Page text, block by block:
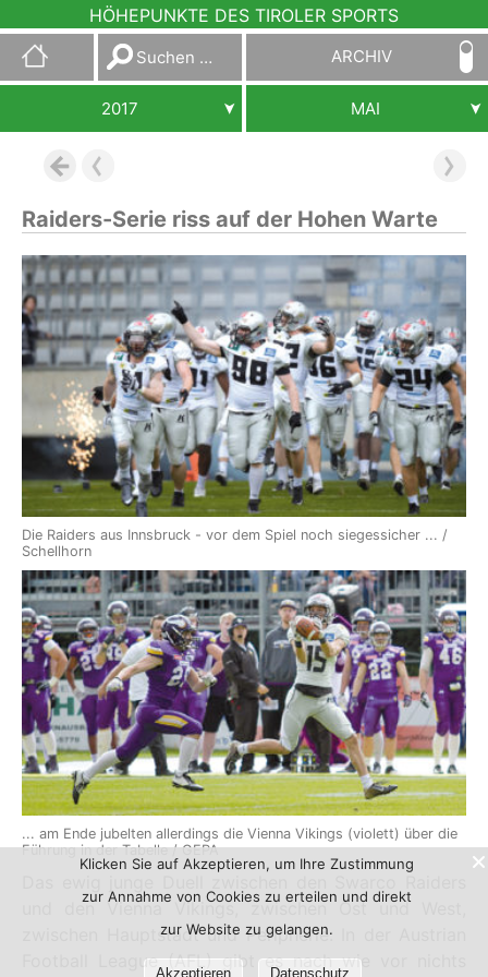
HÖHEPUNKTE DES TIROLER SPORTS
Suchen
nach:
ARCHIV
2017 MAI
Raiders-Serie riss auf der Hohen Warte
Die Raiders aus Innsbruck - vor dem Spiel noch siegessicher ... /
Schellhorn
... am Ende jubelten allerdings die Vienna Vikings (violett) über die
Führung in der Tabelle / GEPA
und den Vienna Vikings, zwischen Ost und West,
zwischen Hauptstadt und Peripherie: In der Austrian
Football League (AFL) gibt es nach wie vor nichts
Klicken Sie auf Akzeptieren, um Ihre Zustimmung
zur Annahme von Cookies zu erteilen und direkt
zur Website zu gelangen.
Akzeptieren Datenschutz